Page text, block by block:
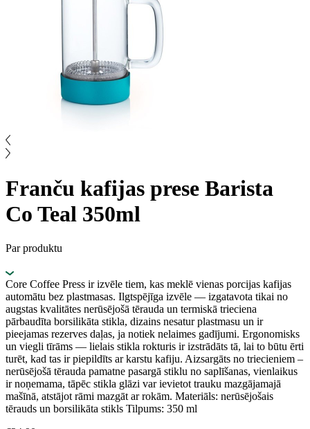
Franču kafijas prese Barista
Co Teal 350ml
Par produktu
Core Coffee Press ir izvēle tiem, kas meklē vienas porcijas kafijas
automātu bez plastmasas. Ilgtspējīga izvēle — izgatavota tikai no
augstas kvalitātes nerūsējošā tērauda un termiskā trieciena
pārbaudīta borsilikāta stikla, dizains nesatur plastmasu un ir
pieejamas rezerves daļas, ja notiek nelaimes gadījumi. Ergonomisks
un viegli tīrāms — lielais stikla rokturis ir izstrādāts tā, lai to būtu ērti
turēt, kad tas ir piepildīts ar karstu kafiju. Aizsargāts no triecieniem –
nerūsējošā tērauda pamatne pasargā stiklu no saplīšanas, vienlaikus
ir noņemama, tāpēc stikla glāzi var ievietot trauku mazgājamajā
mašīnā, atstājot rāmi mazgāt ar rokām. Materiāls: nerūsējošais
tērauds un borsilikāta stikls Tilpums: 350 ml